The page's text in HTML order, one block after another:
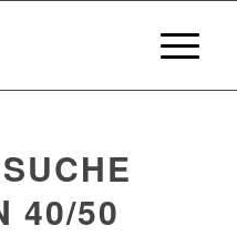
40/50